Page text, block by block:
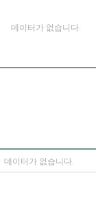
데이터가 없습니다.
데이터가 없습니다.